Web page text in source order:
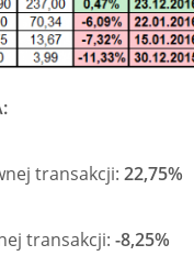
transakcji: 22,75%
transakcji: -8,25%